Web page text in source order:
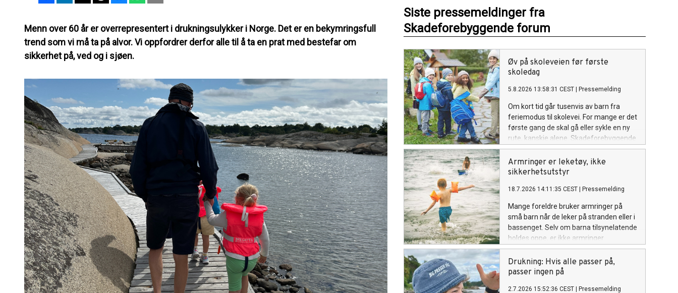
Menn over 60 år er overrepresentert i drukningsulykker i Norge. Det er en bekymringsfull
trend som vi må ta på alvor. Vi oppfordrer derfor alle til å ta en prat med bestefar om
sikkerhet på, ved og i sjøen.
Siste pressemeldinger fra
Skadeforebyggende forum
Øv på skoleveien før første
skoledag
5.8.2026 13:58:31 CEST Pressemelding
Om kort tid går tusenvis av barn fra
feriemodus til skolevei. For mange er det
første gang de skal gå eller sykle en ny
rute, kanskje alene. Skadeforebyggende
forum oppfordrer foreldre til å bruke
noen av de siste sommerdagene på å
øve på skoleveien sammen med barna.
Armringer er leketøy, ikke
sikkerhetsutstyr
18.7.2026 14:11:35 CEST Pressemelding
Mange foreldre bruker armringer på
små barn når de leker på stranden eller i
bassenget. Selv om barna tilsynelatende
holdes oppe, er ikke armringer
sikkerhetsutstyr og kan gi en farlig, falsk
trygghet.
Drukning: Hvis alle passer på,
passer ingen på
2.7.2026 15:52:36 CEST Pressemelding